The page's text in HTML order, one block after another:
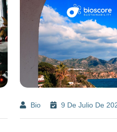
Bio 9 De Julio De